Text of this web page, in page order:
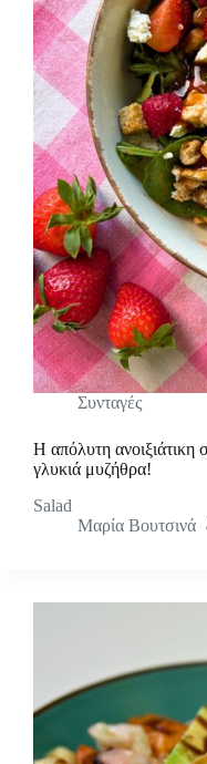
Συνταγές
Η απόλυτη ανοιξιάτικη
γλυκιά μυζήθρα!
Salad
Μαρία Βουτσινά